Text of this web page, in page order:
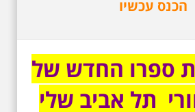
הקברות
הכנס עכשיו
ספרו החדש של
תל אביב שלי